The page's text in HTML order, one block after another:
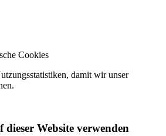
Cookies
damit wir unser
Website verwenden